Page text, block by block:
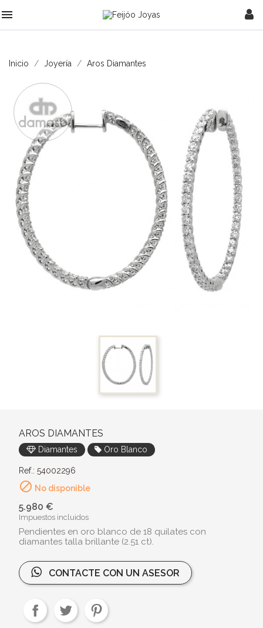

Inicio Joyería Aros Diamantes
AROS DIAMANTES
Diamantes Oro Blanco
Ref.: 54002296
 No disponible
5.980 €
Impuestos incluidos
Pendientes en oro blanco de 18 quilates con
diamantes talla brillante (2.51 ct).
CONTACTE CON UN ASESOR